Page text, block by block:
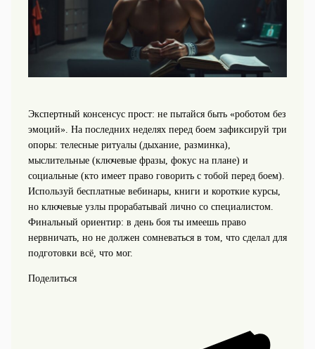
Экспертный консенсус прост: не пытайся быть «роботом без
эмоций». На последних неделях перед боем зафиксируй три
опоры: телесные ритуалы (дыхание, разминка),
мыслительные (ключевые фразы, фокус на плане) и
социальные (кто имеет право говорить с тобой перед боем).
Используй бесплатные вебинары, книги и короткие курсы,
но ключевые узлы прорабатывай лично со специалистом.
Финальный ориентир: в день боя ты имеешь право
нервничать, но не должен сомневаться в том, что сделал для
подготовки всё, что мог.
Поделиться